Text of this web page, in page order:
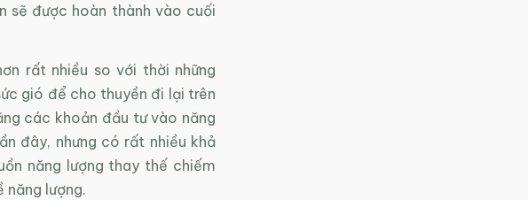
sẽ được hoàn thành vào cuối
rất nhiều so với thời những
gió để cho thuyền đi lại trên
các khoản đầu tư vào năng
đây, nhưng có rất nhiều khả
năng lượng thay thế chiếm
năng lượng.